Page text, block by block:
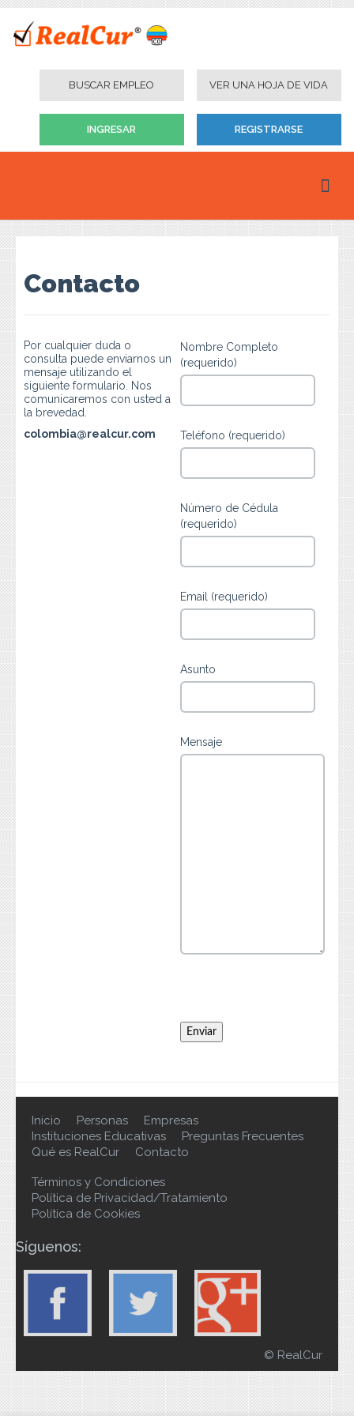
BUSCAR EMPLEO VER UNA HOJA DE VIDA
INGRESAR REGISTRARSE
Empresas
Preguntas Frecuentes
Contacto
Contacto
Por cualquier duda o
consulta puede enviarnos un
mensaje utilizando el
siguiente formulario. Nos
comunicaremos con usted a
la brevedad.
colombia@realcur.com
Nombre Completo
(requerido)
Teléfono (requerido)
Número de Cédula
(requerido)
Email (requerido)
Asunto
Mensaje
Inicio Personas
Empresas
Instituciones Educativas
Preguntas Frecuentes
Qué es RealCur
Contacto
Términos y Condiciones
Política de Privacidad/Tratamiento
Política de Cookies
Síguenos:
© RealCur